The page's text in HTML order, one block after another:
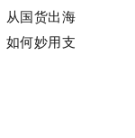
从国货出海
如何妙用支